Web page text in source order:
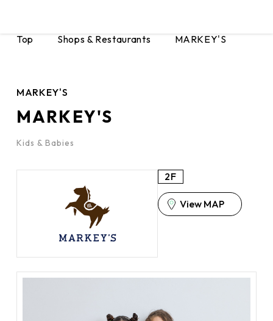
Top Shops & Restaurants MARKEY'S
MARKEY'S
MARKEY'S
Kids & Babies
2F
View MAP